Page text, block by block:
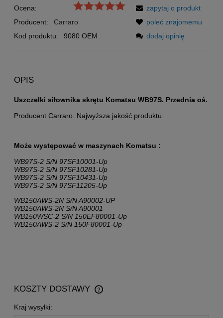
Ocena:
Producent:
Carraro
Kod produktu:
9080 OEM
zapytaj o produkt
poleć znajomemu
dodaj opinię
OPIS
Uszczelki siłownika skrętu Komatsu WB97S. Przednia oś.
Producent Carraro. Najwyższa jakość produktu.
Może występować w maszynach Komatsu :
WB97S-2 S/N 97SF10001-Up
WB97S-2 S/N 97SF10281-Up
WB97S-2 S/N 97SF10431-Up
WB97S-2 S/N 97SF11205-Up
WB150AWS-2N S/N A90002-UP
WB150AWS-2N S/N A90001
WB150WSC-2 S/N 150EF80001-Up
WB150AWS-2 S/N 150F80001-Up
KOSZTY DOSTAWY
CENA NIE ZAWIERA EWENTUALNYCH KOSZTÓW
PŁATNOŚCI
Kraj wysyłki: